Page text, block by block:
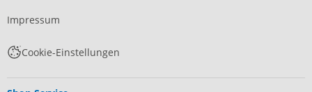
Impressum
Cookie-Einstellungen